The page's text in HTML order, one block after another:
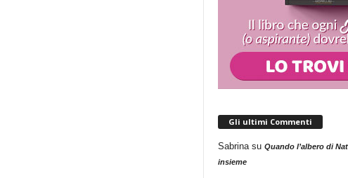
Gli ultimi Commenti
Sabrinasu Quando l’albero di
insieme